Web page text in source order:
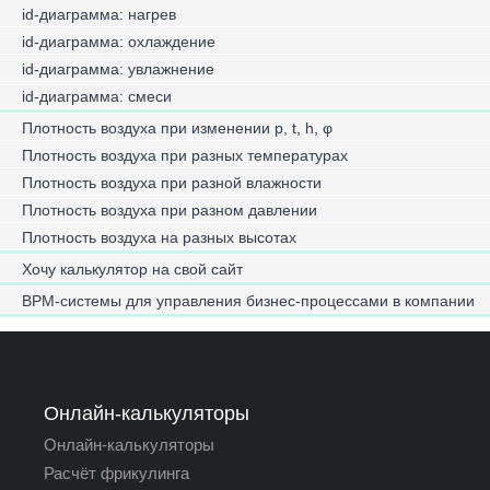
id-диаграмма: нагрев
id-диаграмма: охлаждение
id-диаграмма: увлажнение
id-диаграмма: смеси
Плотность воздуха при изменении p, t, h, φ
Плотность воздуха при разных температурах
Плотность воздуха при разной влажности
Плотность воздуха при разном давлении
Плотность воздуха на разных высотах
Хочу калькулятор на свой сайт
BPM-системы для управления бизнес-процессами в компании
Онлайн-калькуляторы
Онлайн-калькуляторы
Расчёт фрикулинга